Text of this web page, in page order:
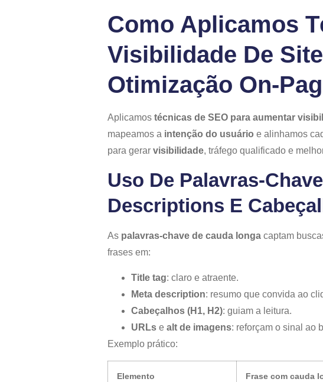
Como Aplicamos
Visibilidade De
Otimização
Aplicamos técnicas de SEO para aumentar
mapeamos a intenção do usuário e alinhamos
para gerar visibilidade, tráfego qualificado e
Uso De
Descriptions E
As palavras‑chave de cauda longa captam
frases em:
Title tag: claro e atraente.
Meta description: resumo que convida ao
Cabeçalhos (H1, H2): guiam a leitura.
URLs e alt de imagens: reforçam o sinal ao
Exemplo prático:
Elemento Frase com cauda